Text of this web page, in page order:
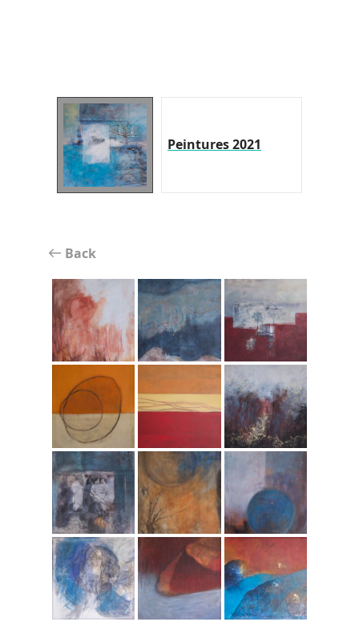
Peintures 2021
Back